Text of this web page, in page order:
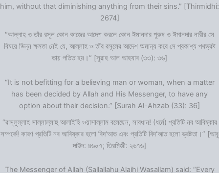
him, without that diminishing anything from their sins.” [Thirmidhi:
2674]
“আল্লাহ ও তাঁর রসূল কোন কাজের আদেশ করলে কোন ঈমানদার পুরুষ ও ঈমানদার নারীর সে
বিষয়ে ভিন্ন ক্ষমতা নেই যে, আল্লাহ ও তাঁর রসূলের আদেশ অমান্য করে সে প্রকাশ্য পথভ্রষ্ট
তায় পতিত হয়।” [সূরাহ আল আহযাব (৩৩): ৩৬]
“It is not befitting for a believing man or woman, when a matter
has been decided by Allah and His Messenger, to have any
option about their decision.” [Surah Al-Ahzab (33): 36]
“রাসূলুল্লাহ সাল্লাল্লাহু আলাইহি ওয়াসাল্লাম বলেছেন, সাবধান! (ধর্মে) প্রতিটি নব আবিষ্কার
সম্পর্কে! কারণ প্রতিটি নব আবিষ্কার হলো বিদ‘আত এবং প্রতিটি বিদ‘আত হলো ভ্রষ্টতা।” [আবূ
দাউদ: ৪৬০৭; তিরমিজী: ২৬৭৬]
The Messenger of Allah (Sallallahu Alaihi Wasallam) said: “Every